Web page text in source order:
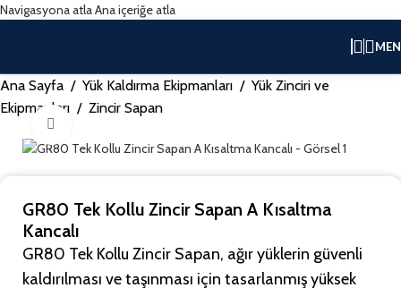
Navigasyona atlaAna içeriğe atla
Ana Sayfa / Yük Kaldırma Ekipmanları / Yük Zinciri ve
Ekipmanları / Zincir Sapan
GR80 Tek Kollu Zincir Sapan A Kısaltma
Kancalı
GR80 Tek Kollu Zincir Sapan, ağır yüklerin güvenli
kaldırılması ve taşınması için tasarlanmış yüksek